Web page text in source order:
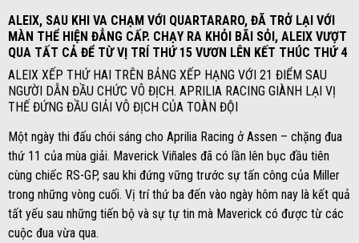
ALEIX, SAU KHI VA CHẠM VỚI QUARTARARO, ĐÃ TRỞ LẠI VỚI
MÀN THỂ HIỆN ĐẲNG CẤP. CHẠY RA KHỎI BÃI SỎI, ALEIX VƯỢT
QUA TẤT CẢ ĐỂ TỪ VỊ TRÍ THỨ 15 VƯƠN LÊN KẾT THÚC THỨ 4
ALEIX XẾP THỨ HAI TRÊN BẢNG XẾP HẠNG VỚI 21 ĐIỂM SAU
NGƯỜI DẪN ĐẦU CHỨC VÔ ĐỊCH. APRILIA RACING GIÀNH LẠI VỊ
THẾ ĐỨNG ĐẦU GIẢI VÔ ĐỊCH CỦA TOÀN ĐỘI
Một ngày thi đấu chói sáng cho Aprilia Racing ở Assen – chặng đua
thứ 11 của mùa giải. Maverick Viñales đã có lần lên bục đầu tiên
cùng chiếc RS-GP, sau khi đứng vững trước sự tấn công của Miller
trong những vòng cuối. Vị trí thứ ba đến vào ngày hôm nay là kết quả
tất yếu sau những tiến bộ và sự tự tin mà Maverick có được từ các
cuộc đua vừa qua.